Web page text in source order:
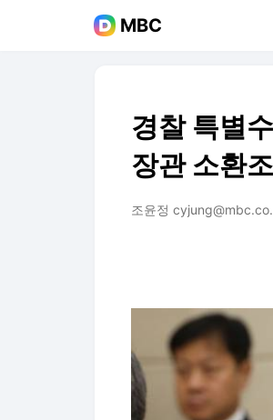
MBC
경찰 특별
장관 소환
조윤정